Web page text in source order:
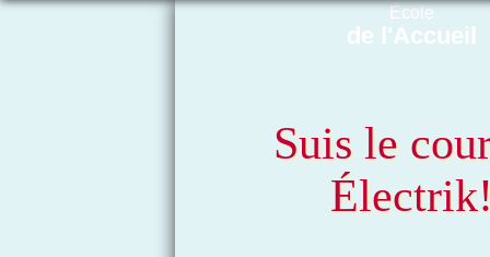
École
de l'Accueil
Suis le
Électrik!